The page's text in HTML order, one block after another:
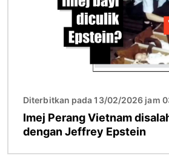
Diterbitkan pada 13/02/2026 jam
Imej Perang Vietnam
dengan Jeffrey Epstein